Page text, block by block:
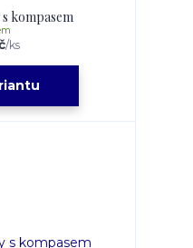
kompasem
/ks